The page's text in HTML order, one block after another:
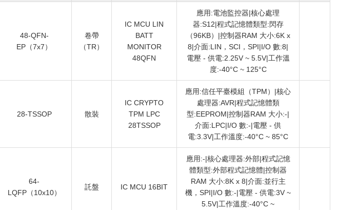
48-QFN-
EP（7x7）
卷帶
（TR）
IC MCU LIN
BATT
MONITOR
48QFN
應用:電池監控器|核心處理
器:S12|程式記憶體類型:閃存
（96KB）|控制器RAM 大小:6K x
8|介面:LIN，SCI，SPI|I/O 數:8|
電壓 - 供電:2.25V ~ 5.5V|工作溫
度:-40°C ~ 125°C
28-TSSOP 散裝
IC CRYPTO
TPM LPC
28TSSOP
應用:信任平臺模組（TPM）|核心
處理器:AVR|程式記憶體類
型:EEPROM|控制器RAM 大小:-|
介面:LPC|I/O 數:-|電壓 - 供
電:3.3V|工作溫度:-40°C ~ 85°C
64-
LQFP（10x10）
託盤 IC MCU 16BIT
應用:-|核心處理器:外部|程式記憶
體類型:外部程式記憶體|控制器
RAM 大小:8K x 8|介面:並行主
機，SPI|I/O 數:-|電壓 - 供電:3V ~
5.5V|工作溫度:-40°C ~